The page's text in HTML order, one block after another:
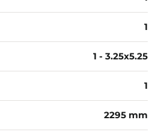
1
1 - 3.25x5.25
1
2295 mm